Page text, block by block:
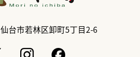
仙台市若林区卸町5丁目2-6